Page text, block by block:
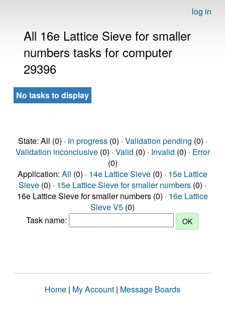
log in
All 16e Lattice Sieve for smaller
numbers tasks for computer
29396
No tasks to display
State: All (0) · In progress(0) · Validation pending (0) ·
Validation inconclusive(0) · Valid (0) · Invalid (0) · Error
(0)
Application: All (0) · 14e Lattice Sieve (0) · 15e Lattice
Sieve (0) · 15e Lattice Sieve for smaller numbers (0) ·
16e Lattice Sieve for smaller numbers (0) · 16e Lattice
Sieve V5 (0)
Task name:
Home | My Account | Message Boards